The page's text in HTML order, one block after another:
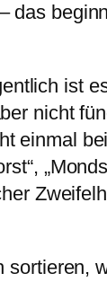
das
ist
nicht
einmal